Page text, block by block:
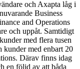
och Axapta låg i
Business
and Operations
och uppåt. Samtidigt
med flera tusen
kunder med enbart 20
Därav finns idag
en följd av att båda